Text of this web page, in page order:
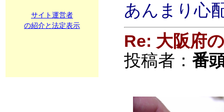
サイト運営者
の紹介と法定表示
あんまり心
Re: 大阪府
投稿者： 番